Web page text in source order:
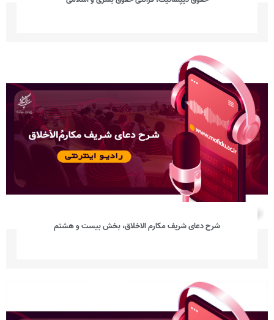
شرح دعای شریف مکارم الاخلاق، بخش بیست و هشتم